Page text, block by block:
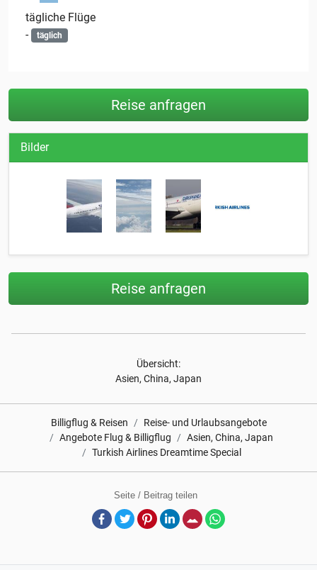
tägliche Flüge
-
täglich
Reise anfragen
Bilder
Reise anfragen
Übersicht:
Asien, China, Japan
Billigflug & Reisen
Reise- und Urlaubsangebote
Angebote Flug & Billigflug
Asien, China, Japan
Turkish Airlines Dreamtime Special
Seite / Beitrag teilen
Facebook
TwitterPinterestLinkedInE-Mail